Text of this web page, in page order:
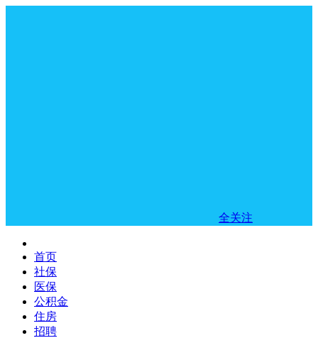
全关注
首页
社保
医保
公积金
住房
招聘